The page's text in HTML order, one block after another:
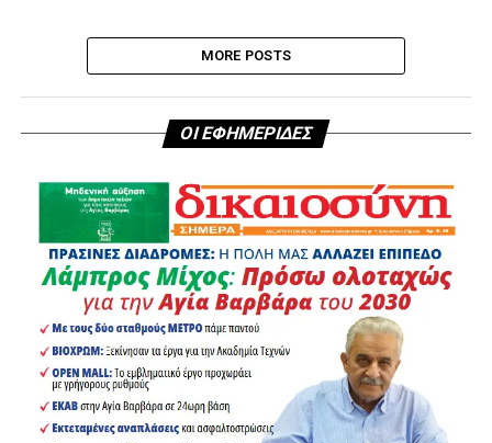
MORE POSTS
ΟΙ ΕΦΗΜΕΡΙΔΕΣ